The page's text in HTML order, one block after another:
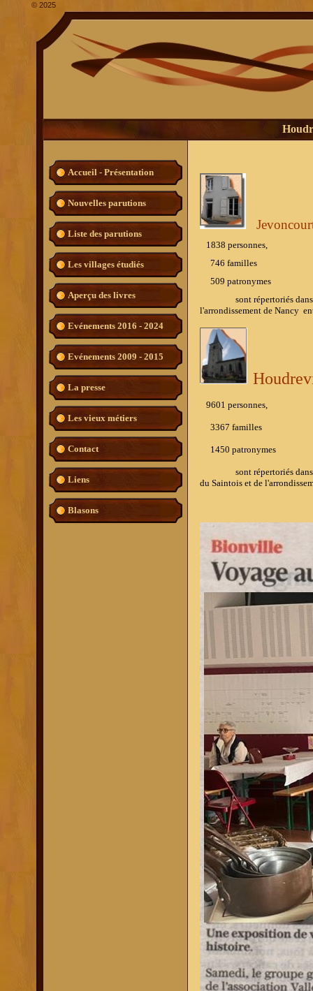
Accueil - Présentation
Nouvelles parutions
Liste des parutions
Les villages étudiés
Aperçu des livres
Evénements 2016 - 2024
Evénements 2009 - 2015
La presse
Les vieux métiers
Contact
Liens
Blasons
1838 personnes,
746 familles
509 patronymes
sont répertoriés dans
l'arrondissement de Nancy
9601 personnes,
3367 familles
1450 patronymes
sont répertoriés dans
du Saintois et de
© 2025